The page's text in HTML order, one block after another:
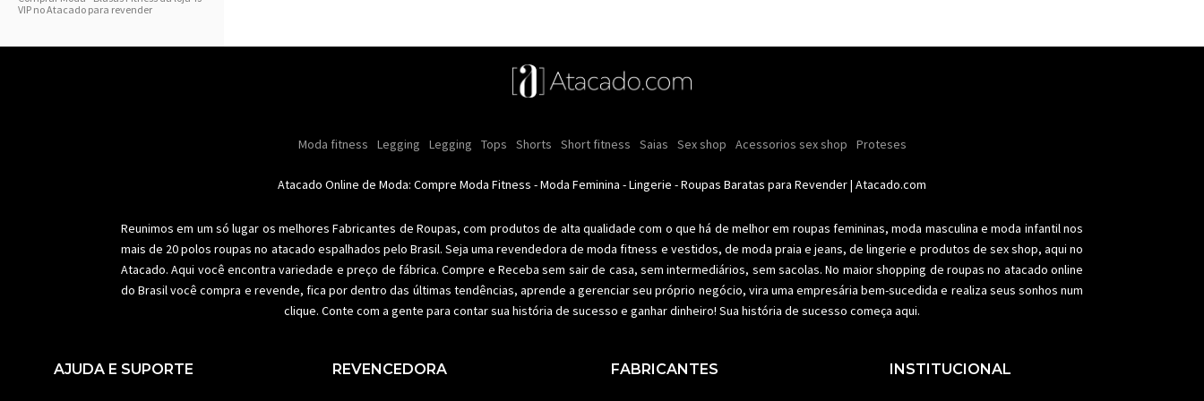
VIP no Atacado para revender
Especial natal Toda loja Feminino Moda feminina Moda feminina Moda íntima Moda fitness Moda praia Plus size Acessórios femininos
Moda masculino Moda masculina Moda intima masculina Acessórios masculinos Moda íntima Calcinhas Soutiens Conjuntos
Moda fitness Legging Legging Tops Shorts Short fitness Saias Sex shop Acessorios sex shop Proteses
Oleos e cremes Comestiveis Kits Lançamentos Ofertas Roupas para revender
Atacado Online de Moda: Compre Moda Fitness -Moda Feminina -Lingerie -Roupas Baratas para Revender| Atacado.com
Reunimos em um só lugar os melhoresFabricantes de Roupas, com produtos de alta qualidade com o que há de melhor em roupas femininas,moda masculina e moda infantil nos
mais de 20 polos roupas no atacado espalhados pelo Brasil. Seja uma revendedora demoda fitness e vestidos, de moda praia e jeans, de lingerie e produtos de sex shop, aqui no
Atacado. Aqui você encontra variedade e preço de fábrica. Compre e Receba sem sair de casa, sem intermediários, sem sacolas. No maior shopping de roupas no atacado online
do Brasil você compra e revende, fica por dentro das últimas tendências, aprende a gerenciar seu próprio negócio, vira uma empresária bem-sucedida e realiza seus sonhos num
clique. Conte com a gente para contar sua história de sucesso e ganhar dinheiro! Sua história de sucesso começa aqui.
AJUDA E SUPORTE REVENCEDORA FABRICANTES INSTITUCIONAL